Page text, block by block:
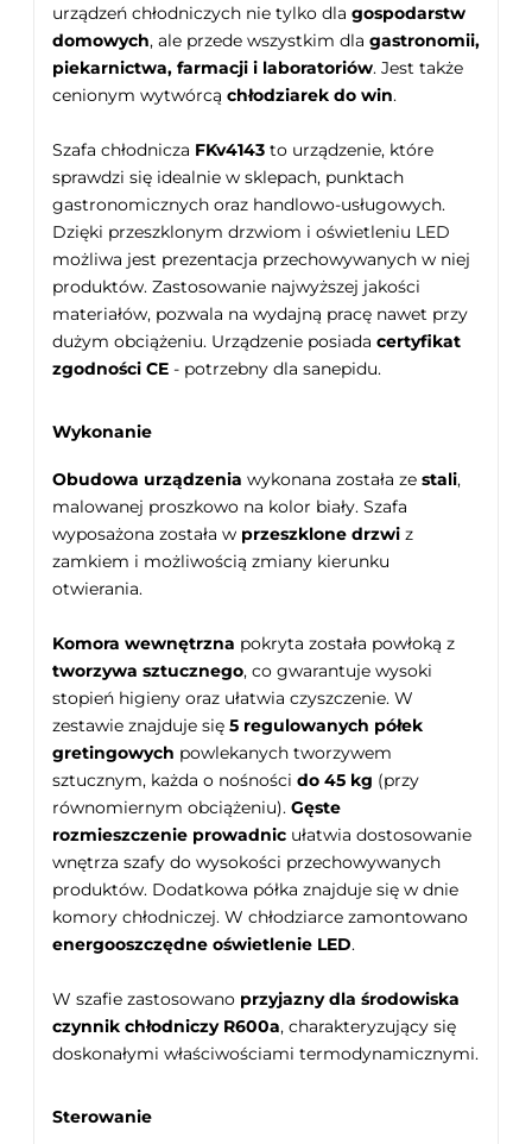
urządzeń chłodniczych nie tylko dla gospodarstw
domowych, ale przede wszystkim dla gastronomii,
piekarnictwa, farmacji i laboratoriów. Jest także
cenionym wytwórcą chłodziarek do win.
Szafa chłodnicza FKv4143 to urządzenie, które
sprawdzi się idealnie w sklepach, punktach
gastronomicznych oraz handlowo-usługowych.
Dzięki przeszklonym drzwiom i oświetleniu LED
możliwa jest prezentacja przechowywanych w niej
produktów. Zastosowanie najwyższej jakości
materiałów, pozwala na wydajną pracę nawet przy
dużym obciążeniu. Urządzenie posiada certyfikat
zgodności CE - potrzebny dla sanepidu.
Wykonanie
Obudowa urządzenia wykonana została ze stali,
malowanej proszkowo na kolor biały. Szafa
wyposażona została w przeszklone drzwi z
zamkiem i możliwością zmiany kierunku
otwierania.
Komora wewnętrzna pokryta została powłoką z
tworzywa sztucznego, co gwarantuje wysoki
stopień higieny oraz ułatwia czyszczenie. W
zestawie znajduje się 5 regulowanych półek
gretingowych powlekanych tworzywem
sztucznym, każda o nośności do 45 kg (przy
równomiernym obciążeniu). Gęste
rozmieszczenie prowadnic ułatwia dostosowanie
wnętrza szafy do wysokości przechowywanych
produktów. Dodatkowa półka znajduje się w dnie
komory chłodniczej. W chłodziarce zamontowano
energooszczędne oświetlenie LED.
W szafie zastosowano przyjazny dla środowiska
czynnik chłodniczy R600a, charakteryzujący się
doskonałymi właściwościami termodynamicznymi.
Sterowanie